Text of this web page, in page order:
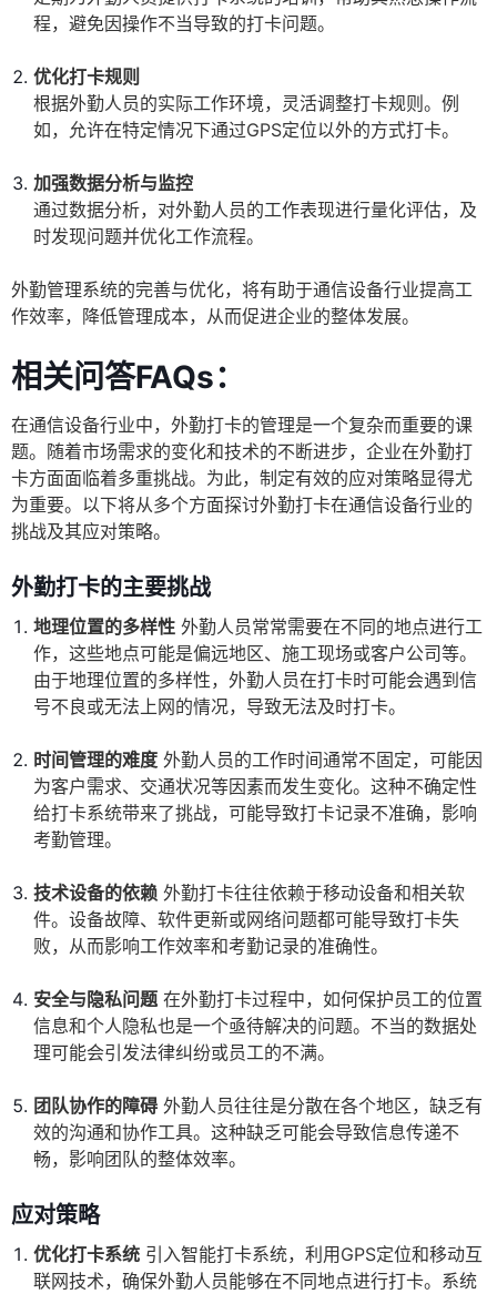
程，避免因操作不当导致的打卡问题。
优化打卡规则
根据外勤人员的实际工作环境，灵活调整打卡规则。例
如，允许在特定情况下通过GPS定位以外的方式打卡。
加强数据分析与监控
通过数据分析，对外勤人员的工作表现进行量化评估，及
时发现问题并优化工作流程。
外勤管理系统的完善与优化，将有助于通信设备行业提高工
作效率，降低管理成本，从而促进企业的整体发展。
相关问答FAQs：
在通信设备行业中，外勤打卡的管理是一个复杂而重要的课
题。随着市场需求的变化和技术的不断进步，企业在外勤打
卡方面面临着多重挑战。为此，制定有效的应对策略显得尤
为重要。以下将从多个方面探讨外勤打卡在通信设备行业的
挑战及其应对策略。
外勤打卡的主要挑战
地理位置的多样性 外勤人员常常需要在不同的地点进行工
作，这些地点可能是偏远地区、施工现场或客户公司等。
由于地理位置的多样性，外勤人员在打卡时可能会遇到信
号不良或无法上网的情况，导致无法及时打卡。
时间管理的难度 外勤人员的工作时间通常不固定，可能因
为客户需求、交通状况等因素而发生变化。这种不确定性
给打卡系统带来了挑战，可能导致打卡记录不准确，影响
考勤管理。
技术设备的依赖 外勤打卡往往依赖于移动设备和相关软
件。设备故障、软件更新或网络问题都可能导致打卡失
败，从而影响工作效率和考勤记录的准确性。
安全与隐私问题在外勤打卡过程中，如何保护员工的位置
信息和个人隐私也是一个亟待解决的问题。不当的数据处
理可能会引发法律纠纷或员工的不满。
团队协作的障碍 外勤人员往往是分散在各个地区，缺乏有
效的沟通和协作工具。这种缺乏可能会导致信息传递不
畅，影响团队的整体效率。
应对策略
优化打卡系统 引入智能打卡系统，利用GPS定位和移动互
联网技术，确保外勤人员能够在不同地点进行打卡。系统